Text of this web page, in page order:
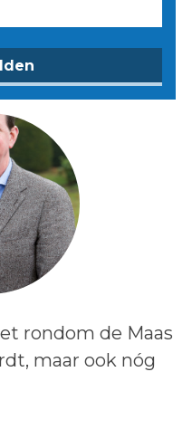
rondom de Maas
maar ook nóg